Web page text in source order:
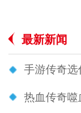
最新新闻
手游传奇选
热血传奇